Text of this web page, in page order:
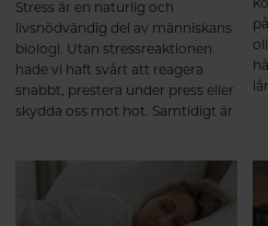
Stress är en naturlig och
livsnödvändig del av människans
biologi. Utan stressreaktionen
hade vi haft svårt att reagera
snabbt, prestera under press eller
skydda oss mot hot. Samtidigt är
på både kropp och psyke i det
moderna samhället. För att förstå
hur stress påverkar oss – och hur